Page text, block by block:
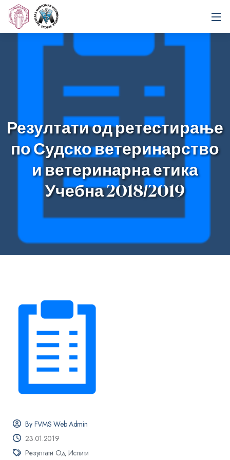
Резултати од ретестирање
по Судско ветеринарство
и ветеринарна етика
Учебна 2018/2019
By FVMS Web Admin
23.01.2019
Резултати Од Испити